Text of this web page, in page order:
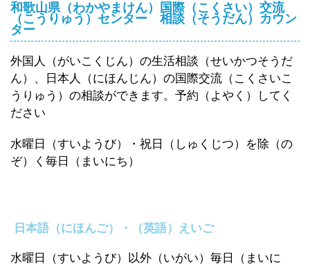
和歌山県（わかやまけん）国際（こくさい）交流
（こうりゅう）センター 相談（そうだん）カウン
ター
外国人（がいこくじん）の生活相談（せいかつそうだ
ん）、日本人（にほんじん）の国際交流（こくさいこ
うりゅう）の相談ができます。予約（よやく）してく
ださい
水曜日（すいようび）・祝日（しゅくじつ）を除（の
ぞ）く毎日（まいにち）
日本語（にほんご）・（英語）えいご
水曜日（すいようび）以外（いがい）毎日（まいに